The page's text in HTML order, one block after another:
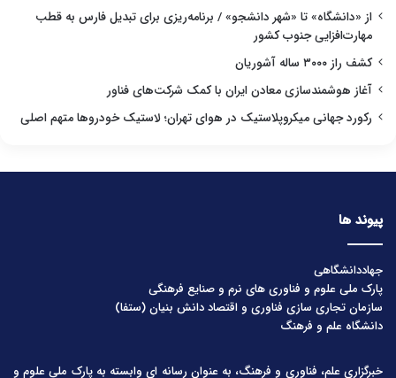
از «دانشگاه» تا «شهر دانشجو» / برنامه‌ریزی برای تبدیل فارس به قطب
مهارت‌افزایی جنوب کشور
کشف راز ۳۰۰۰ ساله آشوریان
آغاز هوشمندسازی معادن ایران با کمک شرکت‌های فناور
رکورد جهانی میکروپلاستیک در هوای تهران؛ لاستیک خودروها متهم اصلی
پیوند ها
جهاددانشگاهی
پارک ملی علوم و فناوری های نرم و صنایع فرهنگی
سازمان تجاری سازی فناوری و اقتصاد دانش بنیان (ستفا)
دانشگاه علم و فرهنگ
خبرگزاری علم، فناوری و فرهنگ، به عنوان رسانه ای وابسته به پارک ملی علوم و